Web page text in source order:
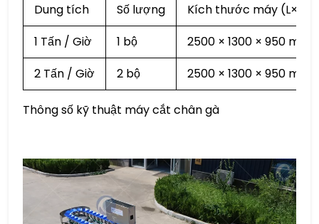
Dung tích Số lượng
Kích thước máy
1 Tấn / Giờ
1 bộ
2500 × 1300 × 950 mm
2 Tấn / Giờ
2 bộ 2500 × 1300 × 950 mm
Thông số kỹ thuật máy cắt chân gà